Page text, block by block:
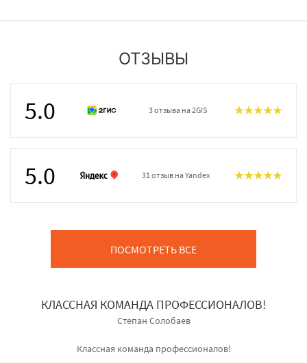
ОТЗЫВЫ
5.0 3 отзыва на 2GIS
5.0 31 отзыв на Yandex
ПОСМОТРЕТЬ ВСЕ
КЛАССНАЯ КОМАНДА ПРОФЕССИОНАЛОВ!
Степан Солобаев
Классная команда профессионалов!